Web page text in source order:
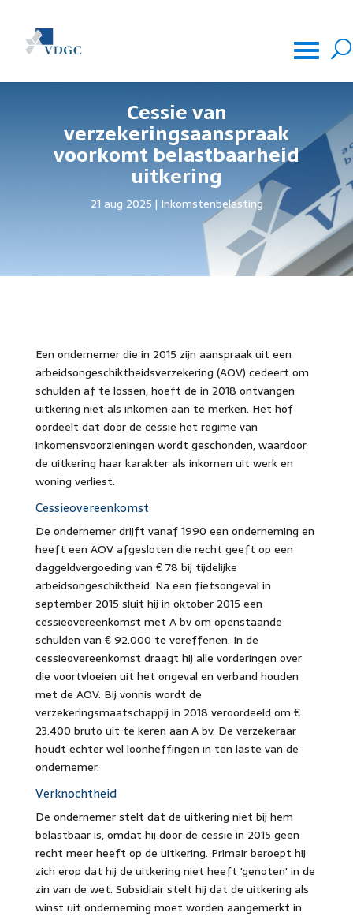
Cessie van
verzekeringsaanspraak
voorkomt belastbaarheid
uitkering
21 aug 2025 Inkomstenbelasting
Een ondernemer die in 2015 zijn aanspraak uit een
arbeidsongeschiktheidsverzekering (AOV) cedeert om
schulden af te lossen, hoeft de in 2018 ontvangen
uitkering niet als inkomen aan te merken. Het hof
oordeelt dat door de cessie het regime van
inkomensvoorzieningen wordt geschonden, waardoor
de uitkering haar karakter als inkomen uit werk en
woning verliest.
Cessieovereenkomst
De ondernemer drijft vanaf 1990 een onderneming en
heeft een AOV afgesloten die recht geeft op een
daggeldvergoeding van € 78 bij tijdelijke
arbeidsongeschiktheid. Na een fietsongeval in
september 2015 sluit hij in oktober 2015 een
cessieovereenkomst met A bv om openstaande
schulden van € 92.000 te vereffenen. In de
cessieovereenkomst draagt hij alle vorderingen over
die voortvloeien uit het ongeval en verband houden
met de AOV. Bij vonnis wordt de
verzekeringsmaatschappij in 2018 veroordeeld om €
23.400 bruto uit te keren aan A bv. De verzekeraar
houdt echter wel loonheffingen in ten laste van de
ondernemer.
Verknochtheid
De ondernemer stelt dat de uitkering niet bij hem
belastbaar is, omdat hij door de cessie in 2015 geen
recht meer heeft op de uitkering. Primair beroept hij
zich erop dat hij de uitkering niet heeft 'genoten' in de
zin van de wet. Subsidiair stelt hij dat de uitkering als
winst uit onderneming moet worden aangemerkt in